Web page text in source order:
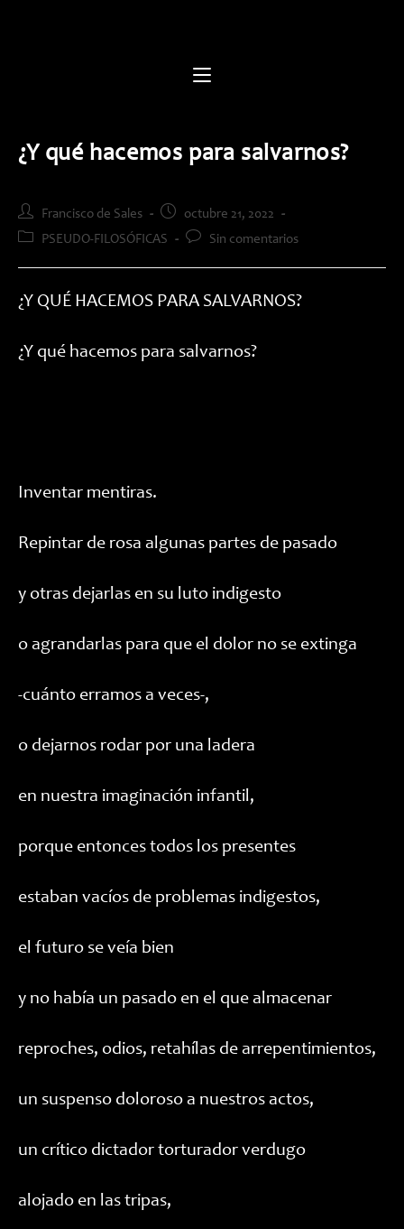
¿Y qué hacemos para salvarnos?
Autor
de
entrada:
Francisco de Sales
Publicación
entrada:
octubre 21, 2022
Categoría
entrada:
PSEUDO-FILOSÓFICAS
Comentarios
entrada:
Sin comentarios
¿Y QUÉ HACEMOS PARA SALVARNOS?
¿Y qué hacemos para salvarnos?
Inventar mentiras.
Repintar de rosa algunas partes de pasado
y otras dejarlas en su luto indigesto
o agrandarlas para que el dolor no se extinga
-cuánto erramos a veces-,
o dejarnos rodar por una ladera
en nuestra imaginación infantil,
porque entonces todos los presentes
estaban vacíos de problemas indigestos,
el futuro se veía bien
y no había un pasado en el que almacenar
reproches, odios, retahílas de arrepentimientos,
un suspenso doloroso a nuestros actos,
un crítico dictador torturador verdugo
alojado en las tripas,